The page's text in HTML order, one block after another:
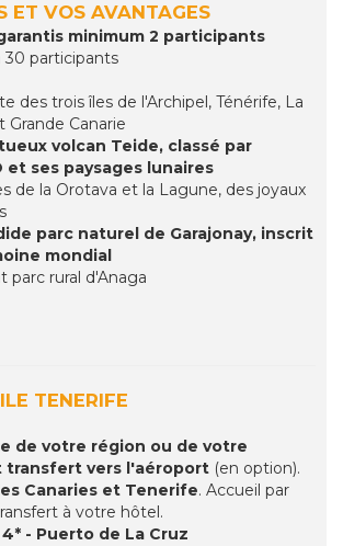
ET VOS AVANTAGES
minimum 2 participants
30 participants
des trois îles de l'Archipel, Ténérife, La
Grande Canarie
volcan Teide, classé par
et ses paysages lunaires
de la Orotava et la Lagune, des joyaux
parc naturel de Garajonay, inscrit
mondial
parc rural d'Anaga
TENERIFE
de votre région ou de votre
transfert vers l'aéroport (en option).
Canaries et Tenerife. Accueil par
à votre hôtel.
- Puerto de La Cruz